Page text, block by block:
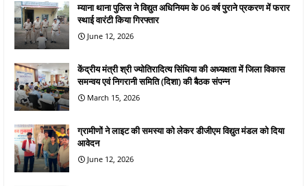
म्याना थाना पुलिस ने विद्युत अधिनियम के 06 वर्ष पुराने प्रकरण में फरार
स्थाई वारंटी किया गिरफ्तार
June 12, 2026
केंद्रीय मंत्री श्री ज्योतिरादित्य सिंधिया की अध्यक्षता में जिला विकास
समन्वय एवं निगरानी समिति (दिशा) की बैठक संपन्न
March 15, 2026
ग्रामीणों ने लाइट की समस्या को लेकर डीजीएम विद्युत मंडल को दिया
आवेदन
June 12, 2026